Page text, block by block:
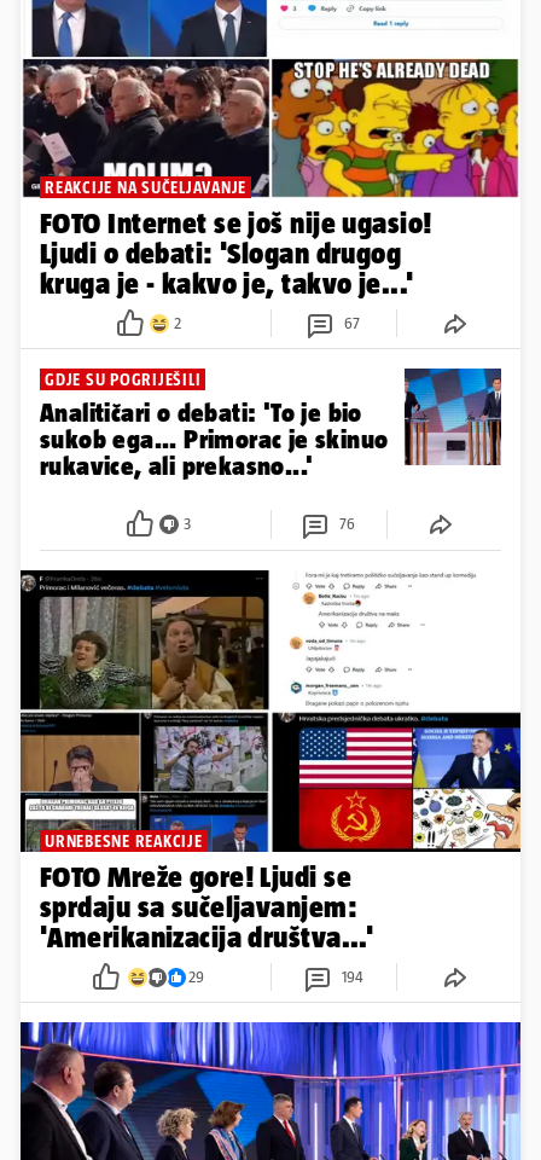
REAKCIJE NA SUČELJAVANJE
FOTO Internet se još nije ugasio!
Ljudi o debati: 'Slogan drugog
kruga je - kakvo je, takvo je...'
2 67
GDJE SU POGRIJEŠILI
Analitičari o debati: 'To je bio
sukob ega... Primorac je skinuo
rukavice, ali prekasno...'
3 76
URNEBESNE REAKCIJE
FOTO Mreže gore! Ljudi se
sprdaju sa sučeljavanjem:
'Amerikanizacija društva...'
29 194